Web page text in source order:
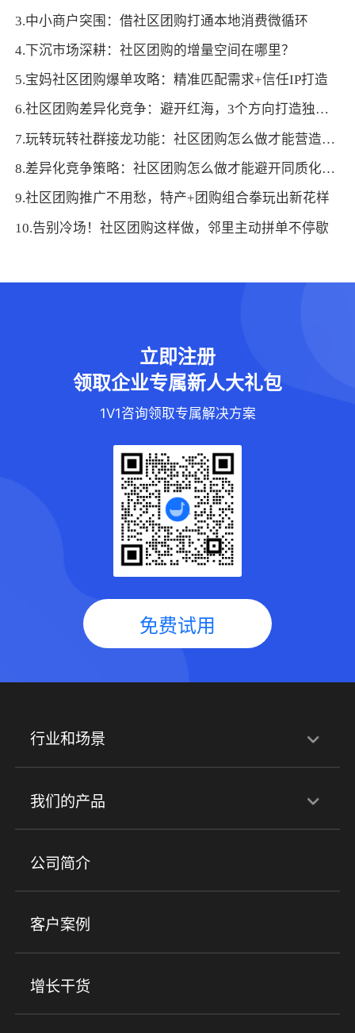
3.中小商户突围：借社区团购打通本地消费微循环
4.下沉市场深耕：社区团购的增量空间在哪里？
5.宝妈社区团购爆单攻略：精准匹配需求+信任IP打造
6.社区团购差异化竞争：避开红海，3个方向打造独家优势
7.玩转玩转社群接龙功能：社区团购怎么做才能营造抢购氛围促成交
8.差异化竞争策略：社区团购怎么做才能避开同质化红海
9.社区团购推广不用愁，特产+团购组合拳玩出新花样
10.告别冷场！社区团购这样做，邻里主动拼单不停歇
立即注册
领取企业专属新人大礼包
1V1咨询领取专属解决方案
免费试用
行业和场景
行业解决方案
培训机构 职业技能培训 兴趣培训
金融行业
心理机构
我们的产品
产品
小程序商城 ERP 企微SCRM
社群圈子
公司简介
客户案例
增长干货